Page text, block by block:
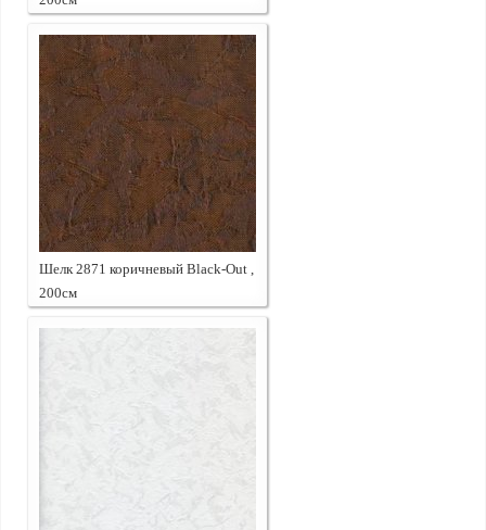
Шелк 2871 коричневый Black-Out ,
200см